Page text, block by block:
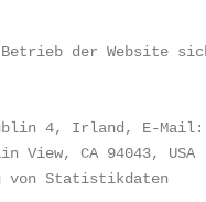
der Website
4, Irland, E-Mail:
View, CA 94043, USA
von Statistikdaten